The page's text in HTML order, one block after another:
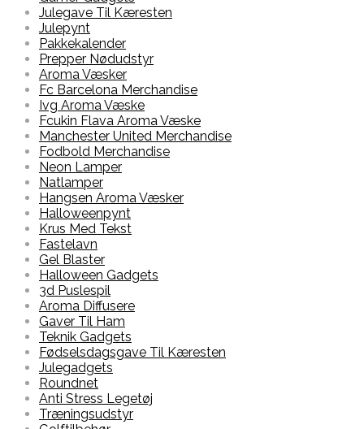
Julegave Til Kæresten
Julepynt
Pakkekalender
Prepper Nødudstyr
Aroma Væsker
Fc Barcelona Merchandise
Ivg Aroma Væske
Fcukin Flava Aroma Væske
Manchester United Merchandise
Fodbold Merchandise
Neon Lamper
Natlamper
Hangsen Aroma Væsker
Halloweenpynt
Krus Med Tekst
Fastelavn
Gel Blaster
Halloween Gadgets
3d Puslespil
Aroma Diffusere
Gaver Til Ham
Teknik Gadgets
Fødselsdagsgave Til Kæresten
Julegadgets
Roundnet
Anti Stress Legetøj
Træningsudstyr